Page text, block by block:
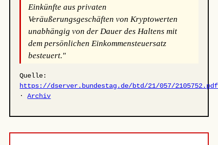
Einkünfte aus privaten
Veräußerungsgeschäften von Kryptowerten
unabhängig von der Dauer des Haltens mit
dem persönlichen Einkommensteuersatz
besteuert."
Quelle:
https://dserver.bundestag.de/btd/21/057/2105752.pdf
·Archiv